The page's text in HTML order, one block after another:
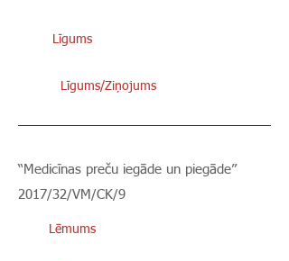
Līgums
Līgums/Ziņojums
“Medicīnas preču iegāde un piegāde”
2017/32/VM/CK/9
Lēmums